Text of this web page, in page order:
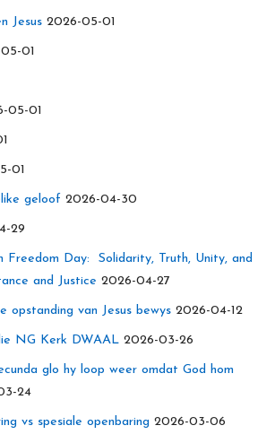
Jesus 2026-05-01
01
05-01
01
geloof 2026-04-30
29
Freedom Day: Solidarity, Truth, Unity, and
and Justice 2026-04-27
opstanding van Jesus bewys 2026-04-12
NG Kerk DWAAL 2026-03-26
glo hy loop weer omdat God hom
24
vs spesiale openbaring 2026-03-06